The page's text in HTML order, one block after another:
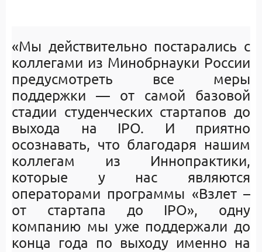
«Мы действительно постарались с
коллегами из Минобрнауки России
предусмотреть все меры
поддержки — от самой базовой
стадии студенческих стартапов до
выхода на IPO. И приятно
осознавать, что благодаря нашим
коллегам из Иннопрактики,
которые у нас являются
операторами программы «Взлет –
от стартапа до IPO», одну
компанию мы уже поддержали до
конца года по выходу именно на